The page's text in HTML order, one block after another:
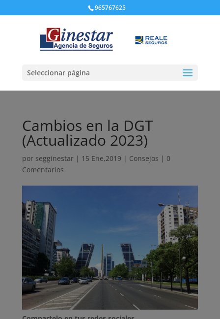
965767625
Seleccionar página
Cambios en la DGT
(Actualizado 2023)
por segginestar| 15 Ene,2019 | Consejos | 0
Comentarios